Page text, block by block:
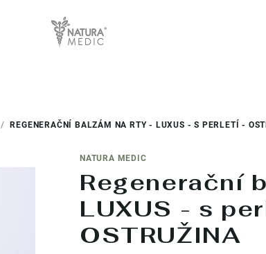
/ REGENERAČNÍ BALZÁM NA RTY - LUXUS - S PERLETÍ -
NATURA MEDIC
Regenerační
LUXUS - s
OSTRUŽINA